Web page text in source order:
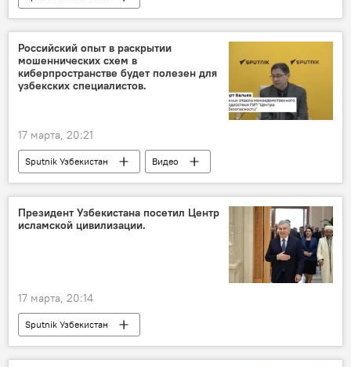
Российский опыт в раскрытии
мошеннических схем в
киберпространстве будет полезен для
узбекских специалистов.
17 марта, 20:21
Sputnik Узбекистан Видео
Президент Узбекистана посетил Центр
исламской цивилизации.
17 марта, 20:14
Sputnik Узбекистан